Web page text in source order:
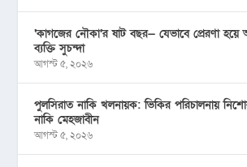
‘কাগজের নৌকা’র ষাট বছর— যেভাবে প্রেরণা
ব্যক্তি সুচন্দা
আগস্ট ৫, ২০২৬
পুলসিরাত নাকি খলনায়ক: ভিকির পরিচালনায়
নাকি মেহজাবীন
আগস্ট ৫, ২০২৬